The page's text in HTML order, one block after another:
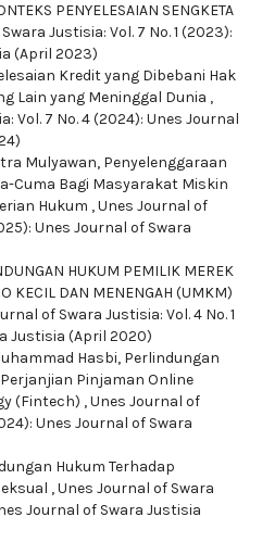
PENYELESAIAN SENGKETA
Justisia: Vol. 7 No. 1 (2023):
(April 2023)
Kredit yang Dibebani Hak
Lain yang Meninggal Dunia ,
Vol. 7 No. 4 (2024): Unes Journal
Mulyawan, Penyelenggaraan
Cuma Bagi Masyarakat Miskin
Hukum ,Unes Journal of
Unes Journal of Swara
HUKUM PEMILIK MEREK
KECIL DAN MENENGAH (UMKM)
of Swara Justisia: Vol. 4 No. 1
Justisia (April 2020)
Hasbi, Perlindungan
Pinjaman Online
(Fintech) ,Unes Journal of
Unes Journal of Swara
Hukum Terhadap
,Unes Journal of Swara
Journal of Swara Justisia